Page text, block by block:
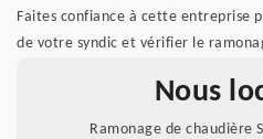
Faites confiance à cette entreprise
de votre syndic et vérifier le
Nous
Ramonage de chaudière